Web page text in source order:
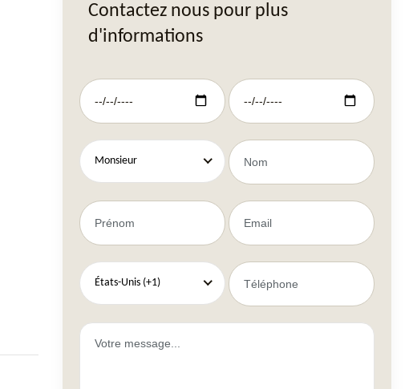
Contactez nous pour plus
d'informations
Monsieur
États-Unis (+1)